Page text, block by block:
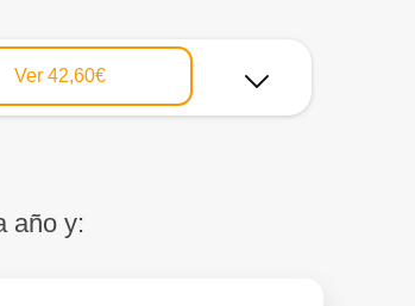
Ver 42,60€
año y: